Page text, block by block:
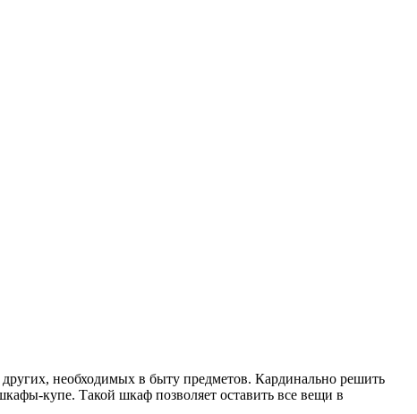
необходимых в быту предметов. Кардинально решить
купе. Такой шкаф позволяет оставить все вещи в